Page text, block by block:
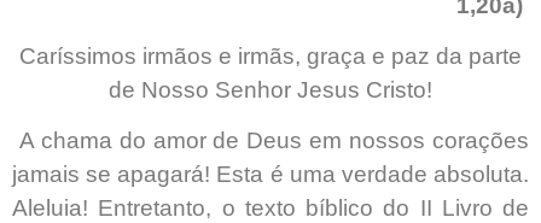
Caríssimos irmãos e irmãs, graça e paz da parte
de Nosso Senhor Jesus Cristo!
A chama do amor de Deus em nossos corações
jamais se apagará! Esta é uma verdade absoluta.
Aleluia! Entretanto, o texto bíblico do II Livro de